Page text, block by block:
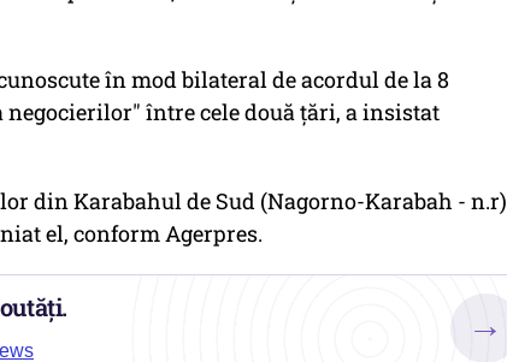
în mod bilateral de acordul de la 8
negocierilor" între cele două ţări, a insistat
din Karabahul de Sud (Nagorno-Karabah - n.r)
el, conform Agerpres.
→